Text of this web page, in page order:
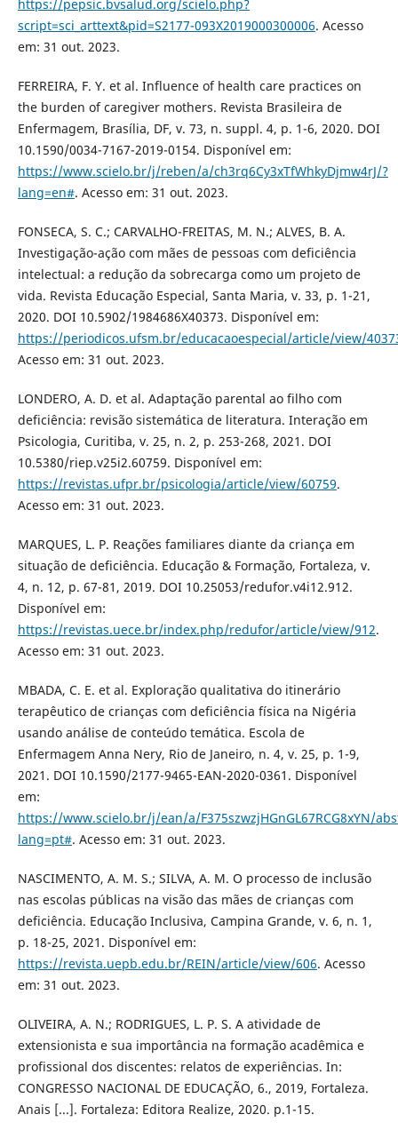
https://pepsic.bvsalud.org/scielo.php?
script=sci_arttext&pid=S2177-093X2019000300006. Acesso
em: 31 out. 2023.
FERREIRA, F. Y. et al. Influence of health care practices on
the burden of caregiver mothers. Revista Brasileira de
Enfermagem, Brasília, DF, v. 73, n. suppl. 4, p. 1-6, 2020. DOI
10.1590/0034-7167-2019-0154. Disponível em:
https://www.scielo.br/j/reben/a/ch3rq6Cy3xTfWhkyDjmw4rJ/?
lang=en#. Acesso em: 31 out. 2023.
FONSECA, S. C.; CARVALHO-FREITAS, M. N.; ALVES, B. A.
Investigação-ação com mães de pessoas com deficiência
intelectual: a redução da sobrecarga como um projeto de
vida. Revista Educação Especial, Santa Maria, v. 33, p. 1-21,
2020. DOI 10.5902/1984686X40373. Disponível em:
https://periodicos.ufsm.br/educacaoespecial/article/view/
Acesso em: 31 out. 2023.
LONDERO, A. D. et al. Adaptação parental ao filho com
deficiência: revisão sistemática de literatura. Interação em
Psicologia, Curitiba, v. 25, n. 2, p. 253-268, 2021. DOI
10.5380/riep.v25i2.60759. Disponível em:
https://revistas.ufpr.br/psicologia/article/view/60759.
Acesso em: 31 out. 2023.
MARQUES, L. P. Reações familiares diante da criança em
situação de deficiência. Educação & Formação, Fortaleza, v.
4, n. 12, p. 67-81, 2019. DOI 10.25053/redufor.v4i12.912.
Disponível em:
https://revistas.uece.br/index.php/redufor/article/view/912.
Acesso em: 31 out. 2023.
MBADA, C. E. et al. Exploração qualitativa do itinerário
terapêutico de crianças com deficiência física na Nigéria
usando análise de conteúdo temática. Escola de
Enfermagem Anna Nery, Rio de Janeiro, n. 4, v. 25, p. 1-9,
2021. DOI 10.1590/2177-9465-EAN-2020-0361. Disponível
em:
https://www.scielo.br/j/ean/a/F375szwzjHGnGL67RCG8xYN/
lang=pt#. Acesso em: 31 out. 2023.
NASCIMENTO, A. M. S.; SILVA, A. M. O processo de inclusão
nas escolas públicas na visão das mães de crianças com
deficiência. Educação Inclusiva, Campina Grande, v. 6, n. 1,
p. 18-25, 2021. Disponível em:
https://revista.uepb.edu.br/REIN/article/view/606. Acesso
em: 31 out. 2023.
OLIVEIRA, A. N.; RODRIGUES, L. P. S. A atividade de
extensionista e sua importância na formação acadêmica e
profissional dos discentes: relatos de experiências. In:
CONGRESSO NACIONAL DE EDUCAÇÃO, 6., 2019, Fortaleza.
Anais [...]. Fortaleza: Editora Realize, 2020. p.1-15.